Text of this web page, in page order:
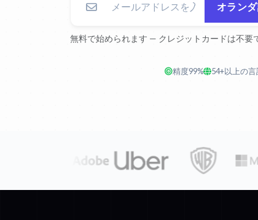
オラン
無料で始められます — クレジットカードは不要
精度99% 54+以上の言